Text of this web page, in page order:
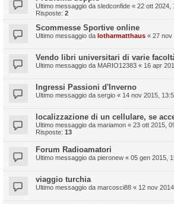
Ultimo messaggio da sledconfide « 22 ott 2024,
Risposte: 2
Scommesse Sportive online
Ultimo messaggio da lotharmatthaus « 27 nov
Vendo libri universitari di varie
Ultimo messaggio da MARIO12383 « 16 apr
Ingressi Passioni d'Inverno
Ultimo messaggio da sergio « 14 nov 2015,
localizzazione di un cellulare, se
Ultimo messaggio da mariamon « 23 ott 2015,
Risposte: 13
Forum Radioamatori
Ultimo messaggio da pieronew « 05 gen 2015,
viaggio turchia
Ultimo messaggio da marcosci88 « 12 nov